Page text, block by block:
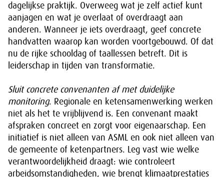
dagelijkse praktijk. Overweeg wat je zelf actief kunt
aanjagen en wat je overlaat of overdraagt aan
anderen. Wanneer je iets overdraagt, geef concrete
handvatten waarop kan worden voortgebouwd. Of dat
nu de rijke schooldag of taallessen betreft. Dit is
leiderschap in tijden van transformatie.
Sluit concrete convenanten af met duidelijke
monitoring. Regionale en ketensamenwerking werken
niet als het te vrijblijvend is. Een convenant maakt
afspraken concreet en zorgt voor eigenaarschap. Een
initiatief is niet alleen van ASML en ook niet alleen van
de gemeente of ketenpartners. Leg vast wie welke
verantwoordelijkheid draagt: wie controleert
arbeidsomstandigheden, wie brengt klimaatprestaties